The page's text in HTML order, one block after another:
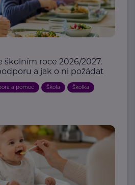
školním roce 2026/2027.
a jak o ni požádat
a pomoc Škola Školka